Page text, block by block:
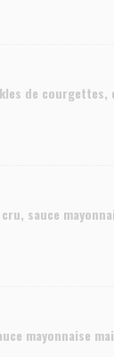
de
sauce
mayonnaise